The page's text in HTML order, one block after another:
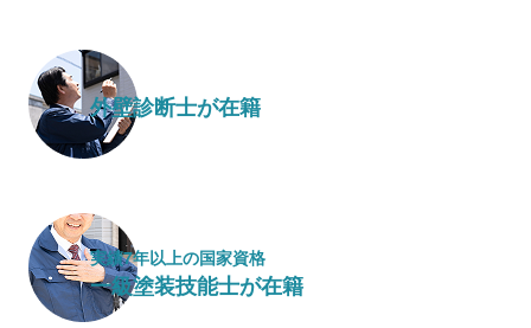
外壁診断士が在籍
実績7年以上の国家資格
一級塗装技能士が在籍